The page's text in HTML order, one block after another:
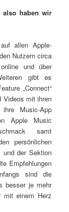
haben wir
allen Apple-
Nutzern circa
und über
gibt es
„Connect“
Videos mit ihren
Music-App
Apple Music
samt
persönlichen
und der Sektion
Empfehlungen
sind die
besser je mehr
mit einem Herz